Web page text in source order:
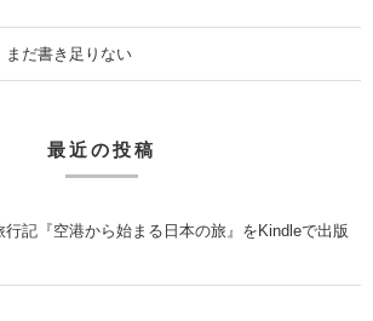
まだ書き足りない
最近の投稿
記『空港から始まる日本の旅』をKindleで出版